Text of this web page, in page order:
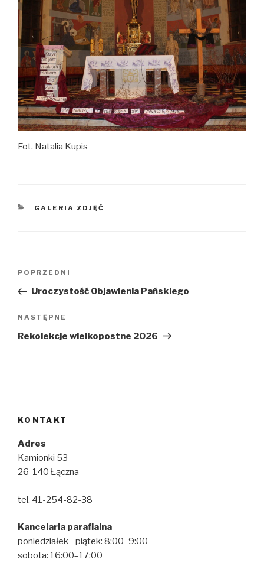
Fot. Natalia Kupis
KATEGORIE
GALERIA ZDJĘĆ
Poprzedni
wpis
POPRZEDNI
Uroczystość Objawienia Pańskiego
Następny
wpis
NASTĘPNE
Rekolekcje wielkopostne 2026
KONTAKT
Adres
Kamionki 53
26-140 Łączna
tel. 41-254-82-38
Kancelaria parafialna
poniedziałek—piątek: 8:00–9:00
sobota: 16:00–17:00